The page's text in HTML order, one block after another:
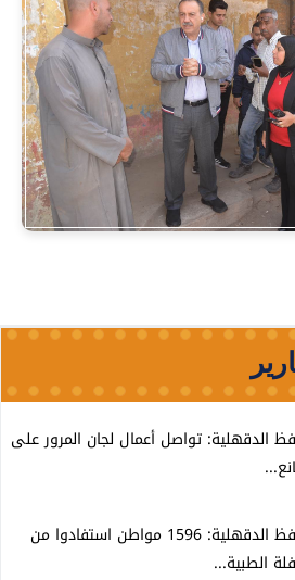
الدقهلية: تواصل أعمال لجان المرور على
محافظ الدقهلية: 1596 مواطن استفادوا من
الطبية...